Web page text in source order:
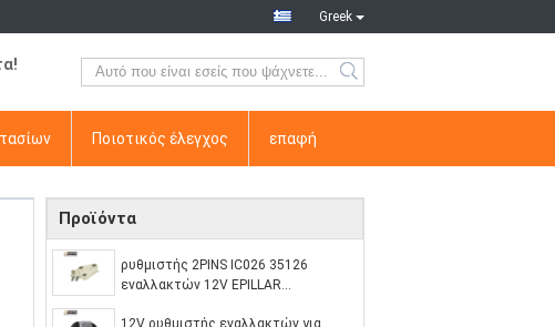
Greek
Ποιοτικός έλεγχος επαφή
Προϊόντα
ρυθμιστής 2PINS IC026 35126
εναλλακτών 12V EPILLAR
12V ρυθμιστής εναλλακτών για